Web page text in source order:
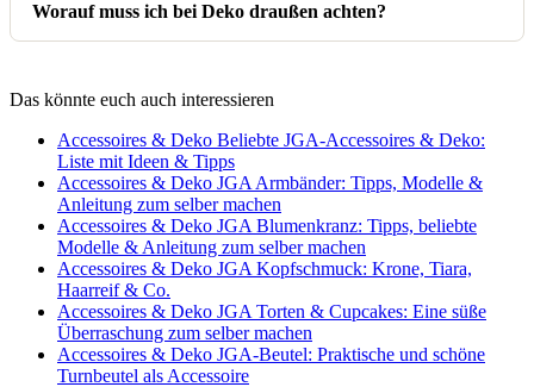
Worauf muss ich bei Deko draußen achten?
Das könnte euch auch interessieren
Accessoires & Deko Beliebte JGA-Accessoires & Deko:
Liste mit Ideen & Tipps
Accessoires & Deko JGA Armbänder: Tipps, Modelle &
Anleitung zum selber machen
Accessoires & Deko JGA Blumenkranz: Tipps, beliebte
Modelle & Anleitung zum selber machen
Accessoires & Deko JGA Kopfschmuck: Krone, Tiara,
Haarreif & Co.
Accessoires & Deko JGA Torten & Cupcakes: Eine süße
Überraschung zum selber machen
Accessoires & Deko JGA-Beutel: Praktische und schöne
Turnbeutel als Accessoire